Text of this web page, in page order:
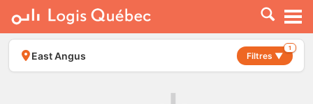
À LOUER
À VENDRE
PLACER UNE ANNONCE
East Angus Filtres ▼
1